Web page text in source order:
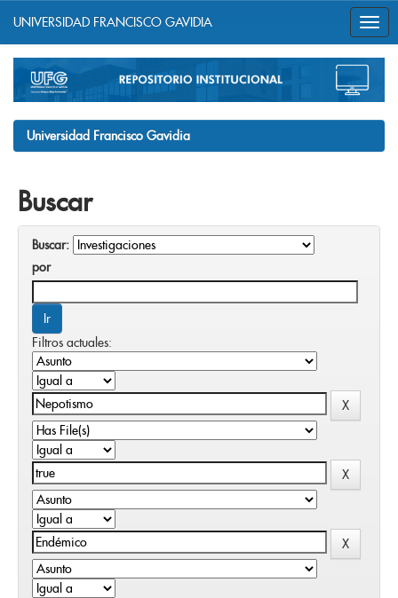
navigation
UNIVERSIDAD FRANCISCO GAVIDIA
Universidad Francisco Gavidia
Buscar
Buscar:
por
Filtros actuales: